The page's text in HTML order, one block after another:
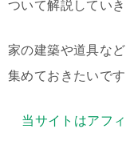
ついて解説していき
家の建築や道具な
集めておきたいです
当サイトはアフ